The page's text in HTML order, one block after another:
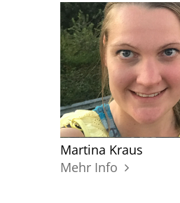
Martina Kraus
Mehr Info